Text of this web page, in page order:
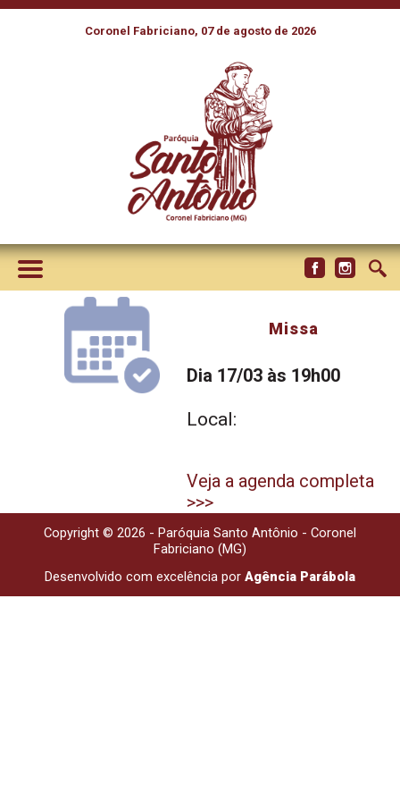
Coronel Fabriciano, 07 de agosto de 2026
Missa
Dia 17/03 às 19h00
Local:
Veja a agenda completa
>>>
Copyright © 2026 - Paróquia Santo Antônio - Coronel
Fabriciano (MG)
Desenvolvido com excelência por Agência Parábola